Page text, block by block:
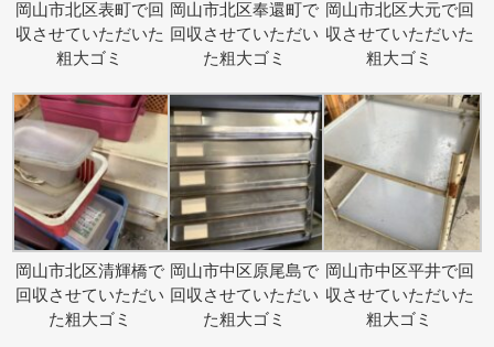
岡山市北区表町で回
収させていただいた
粗大ゴミ
岡山市北区奉還町で
回収させていただい
た粗大ゴミ
岡山市北区大元で回
収させていただいた
粗大ゴミ
岡山市北区清輝橋で
回収させていただい
た粗大ゴミ
岡山市中区原尾島で
回収させていただい
た粗大ゴミ
岡山市中区平井で回
収させていただいた
粗大ゴミ